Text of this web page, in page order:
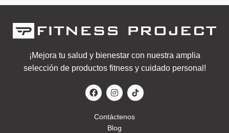
¡Mejora tu salud y bienestar con nuestra amplia
selección de productos fitness y cuidado personal!
Contáctenos
Blog